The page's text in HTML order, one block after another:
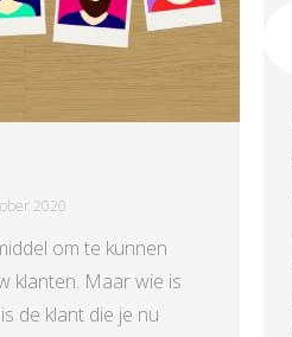
2020
om te kunnen
klanten. Maar wie is
de klant die je nu